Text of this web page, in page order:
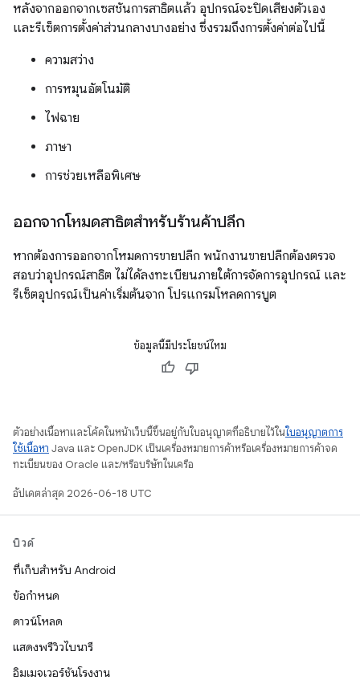
หลังจากออกจากเซสชันการสาธิตแล้ว อุปกรณ์จะปิดเสียงตัวเอง
และรีเซ็ตการตั้งค่าส่วนกลางบางอย่าง ซึ่งรวมถึงการตั้งค่าต่อไปนี้
ความสว่าง
การหมุนอัตโนมัติ
ไฟฉาย
ภาษา
การช่วยเหลือพิเศษ
ออกจากโหมดสาธิตสำหรับร้านค้าปลีก
หากต้องการออกจากโหมดการขายปลีก พนักงานขายปลีกต้องตรวจ
สอบว่าอุปกรณ์สาธิต ไม่ได้ลงทะเบียนภายใต้การจัดการอุปกรณ์ และ
รีเซ็ตอุปกรณ์เป็นค่าเริ่มต้นจาก โปรแกรมโหลดการบูต
ข้อมูลนี้มีประโยชน์ไหม
ตัวอย่างเนื้อหาและโค้ดในหน้าเว็บนี้ขึ้นอยู่กับใบอนุญาตที่อธิบายไว้ในใบอนุญาตการ
ใช้เนื้อหา Java และ OpenJDK เป็นเครื่องหมายการค้าหรือเครื่องหมายการค้าจด
ทะเบียนของ Oracle และ/หรือบริษัทในเครือ
อัปเดตล่าสุด 2026-06-18 UTC
บิวด์
ที่เก็บสำหรับ Android
ข้อกำหนด
ดาวน์โหลด
แสดงพรีวิวไบนารี
อิมเมจเวอร์ชันโรงงาน